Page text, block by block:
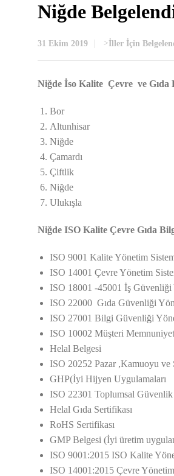
Niğde
31 Ekim 2019 >İller İçin
Niğde İso Kalite Çevre ve Gıda
Bor
Altunhisar
Niğde
Çamardı
Çiftlik
Niğde
Ulukışla
Niğde ISO Kalite Çevre Gıda
ISO 9001 Kalite Yönetim
ISO 14001 Çevre Yönetim
ISO 18001 -45001 İş Güvenliği
ISO 22000 Gıda Güvenliği
ISO 27001 Bilgi Güvenliği
ISO 10002 Müşteri
Helal Belgesi
ISO 20252 Pazar ,Kamuoyu ve
GHP(İyi Hijyen Uygulamaları
ISO 22301 Toplumsal
Helal Gıda Sertifikası
RoHS Sertifikası
GMP Belgesi (İyi üretim
ISO 9001:2015 ISO Kalite
ISO 14001:2015 Çevre